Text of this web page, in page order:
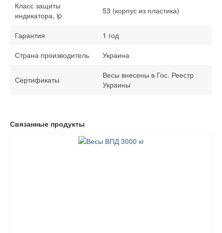
Класс защиты
индикатора, ip
53 (корпус из пластика)
Гарантия
1 год
Страна производитель
Украина
Сертификаты
Весы внесены в Гос. Реестр
Украины
Связанные продукты